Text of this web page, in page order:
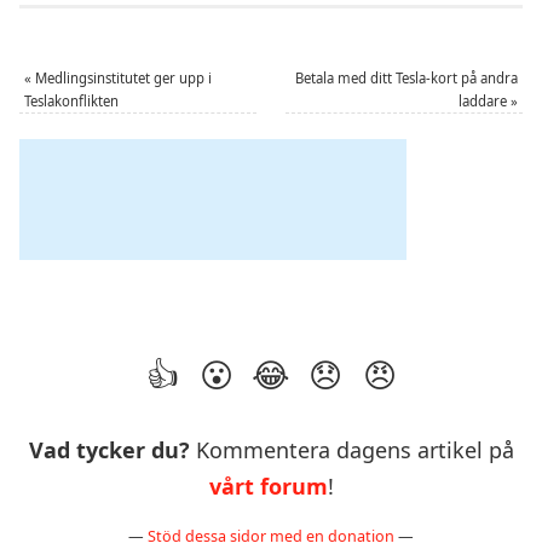
« Medlingsinstitutet ger upp i
Teslakonflikten
Betala med ditt Tesla-kort på andra
laddare »
Vad tycker du? Kommentera dagens artikel på
vårt forum!
— Stöd dessa sidor med en donation —